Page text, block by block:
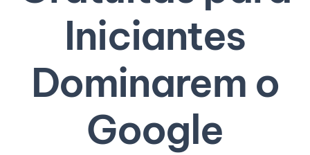
Iniciantes
Dominarem o
Google